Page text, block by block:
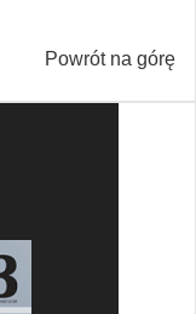
Powrót na górę